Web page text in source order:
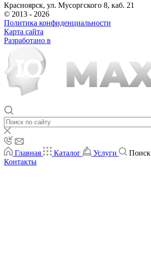
Красноярск, ул. Мусоргского 8, каб. 21
© 2013 - 2026
Политика конфиденциальности
Карта сайта
Разработано в
Главная Каталог Услуги Поиск
Контакты